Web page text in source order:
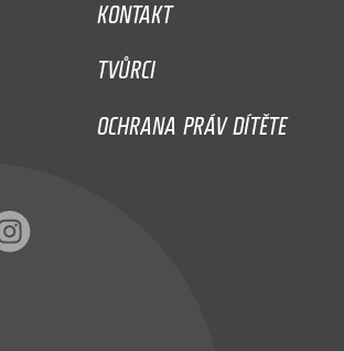
TVŮRCI
OCHRANA PRÁV DÍTĚTE